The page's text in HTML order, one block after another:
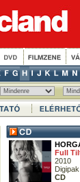
Full
2010
Digipak
CD